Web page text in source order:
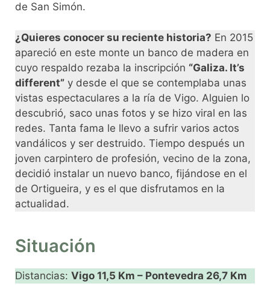
de San Simón.
¿Quieres conocer su reciente historia? En 2015
apareció en este monte un banco de madera en
cuyo respaldo rezaba la inscripción “Galiza. It’s
different” y desde el que se contemplaba unas
vistas espectaculares a la ría de Vigo. Alguien lo
descubrió, saco unas fotos y se hizo viral en las
redes. Tanta fama le llevo a sufrir varios actos
vandálicos y ser destruido. Tiempo después un
joven carpintero de profesión, vecino de la zona,
decidió instalar un nuevo banco, fijándose en el
de Ortigueira, y es el que disfrutamos en la
actualidad.
Situación
Distancias: Vigo 11,5 Km – Pontevedra 26,7 Km